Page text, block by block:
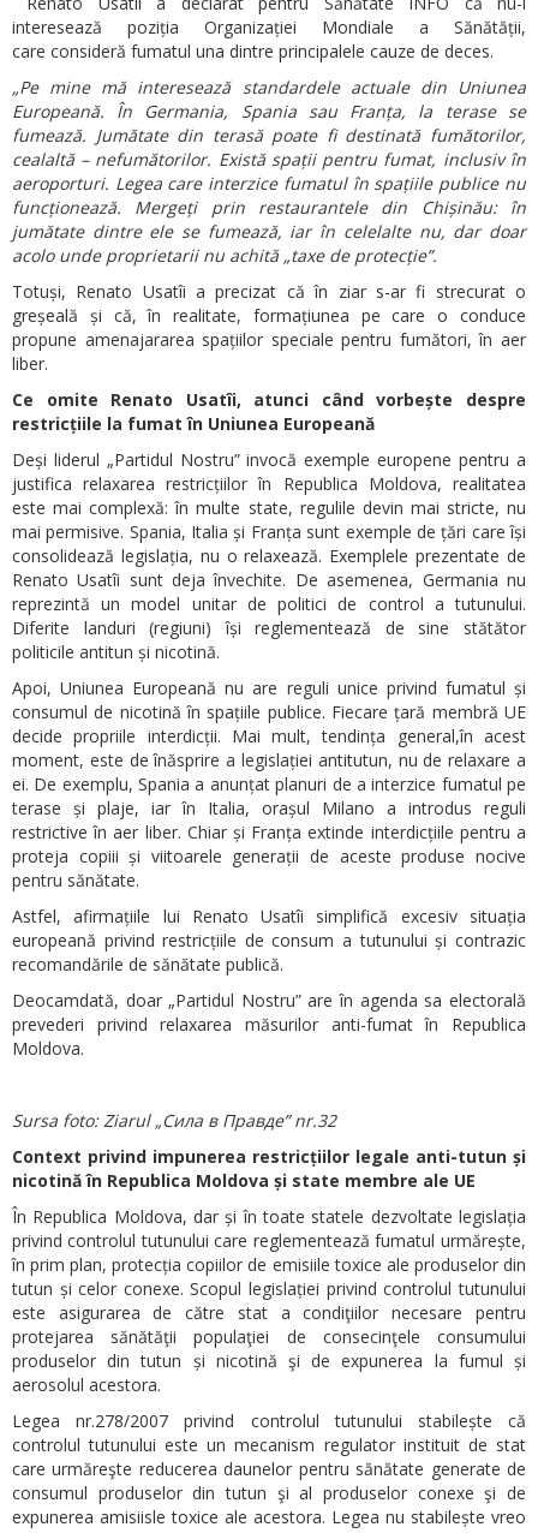
interesează poziția Organizației Mondiale a Sănătății,
care consideră fumatul una dintre principalele cauze de deces.
„Pe mine mă interesează standardele actuale din Uniunea
Europeană. În Germania, Spania sau Franța, la terase se
fumează. Jumătate din terasă poate fi destinată fumătorilor,
cealaltă – nefumătorilor. Există spații pentru fumat, inclusiv în
aeroporturi. Legea care interzice fumatul în spațiile publice nu
funcționează. Mergeți prin restaurantele din Chișinău: în
jumătate dintre ele se fumează, iar în celelalte nu, dar doar
acolo unde proprietarii nu achită „taxe de protecție”.
Totuși, Renato Usatîi a precizat că în ziar s-ar fi strecurat o
greșeală și că, în realitate, formațiunea pe care o conduce
propune amenajararea spațiilor speciale pentru fumători, în aer
liber.
Ce omite Renato Usatîi, atunci când vorbește despre
restricțiile la fumat în Uniunea Europeană
Deși liderul „Partidul Nostru” invocă exemple europene pentru a
justifica relaxarea restricțiilor în Republica Moldova, realitatea
este mai complexă: în multe state, regulile devin mai stricte, nu
mai permisive. Spania, Italia și Franța sunt exemple de țări care își
consolidează legislația, nu o relaxează. Exemplele prezentate de
Renato Usatîi sunt deja învechite. De asemenea, Germania nu
reprezintă un model unitar de politici de control a tutunului.
Diferite landuri (regiuni) își reglementează de sine stătător
politicile antitun și nicotină.
Apoi, Uniunea Europeană nu are reguli unice privind fumatul și
consumul de nicotină în spațiile publice. Fiecare țară membră UE
decide propriile interdicții. Mai mult, tendința general,în acest
moment, este de înăsprire a legislației antitutun, nu de relaxare a
ei. De exemplu, Spania a anunțat planuri de a interzice fumatul pe
terase și plaje, iar în Italia, orașul Milano a introdus reguli
restrictive în aer liber. Chiar și Franța extinde interdicțiile pentru a
proteja copiii și viitoarele generații de aceste produse nocive
pentru sănătate.
Astfel, afirmațiile lui Renato Usatîi simplifică excesiv situația
europeană privind restricțiile de consum a tutunului și contrazic
recomandările de sănătate publică.
Deocamdată, doar „Partidul Nostru” are în agenda sa electorală
prevederi privind relaxarea măsurilor anti-fumat în Republica
Moldova.
Sursa foto: Ziarul „Сила в Правде” nr.32
Context privind impunerea restricțiilor legale anti-tutun și
nicotină în Republica Moldova și state membre ale UE
În Republica Moldova, dar și în toate statele dezvoltate legislația
privind controlul tutunului care reglementează fumatul urmărește,
în prim plan, protecția copiilor de emisiile toxice ale produselor din
tutun și celor conexe. Scopul legislației privind controlul tutunului
este asigurarea de către stat a condiţiilor necesare pentru
protejarea sănătăţii populaţiei de consecinţele consumului
produselor din tutun și nicotină şi de expunerea la fumul și
aerosolul acestora.
Legea nr.278/2007 privind controlul tutunului stabilește că
controlul tutunului este un mecanism regulator instituit de stat
care urmăreşte reducerea daunelor pentru sănătate generate de
consumul produselor din tutun şi al produselor conexe şi de
expunerea amisiisle toxice ale acestora. Legea nu stabilește vreo